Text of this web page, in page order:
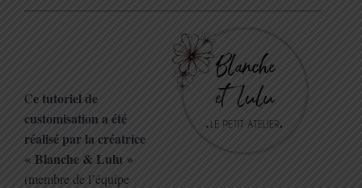
Ce tutoriel de
customisation a été
réalisé par la créatrice
« Blanche & Lulu »
(membre de l’équipe